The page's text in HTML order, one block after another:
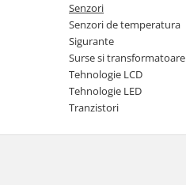
Senzori
Senzori de temperatura
Sigurante
Surse si transformatoare
Tehnologie LCD
Tehnologie LED
Tranzistori